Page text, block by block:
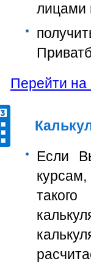
лицами
Перейти на
Если